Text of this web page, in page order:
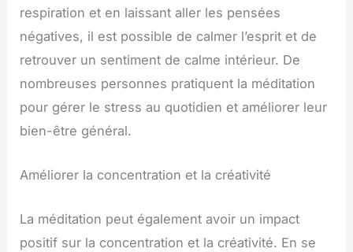
respiration et en laissant aller les pensées
négatives, il est possible de calmer l’esprit et de
retrouver un sentiment de calme intérieur. De
nombreuses personnes pratiquent la méditation
pour gérer le stress au quotidien et améliorer leur
bien-être général.
Améliorer la concentration et la créativité
La méditation peut également avoir un impact
positif sur la concentration et la créativité. En se